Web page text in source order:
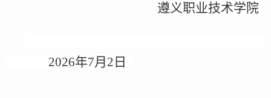
遵义职业技术学院
2026年7月 2 日